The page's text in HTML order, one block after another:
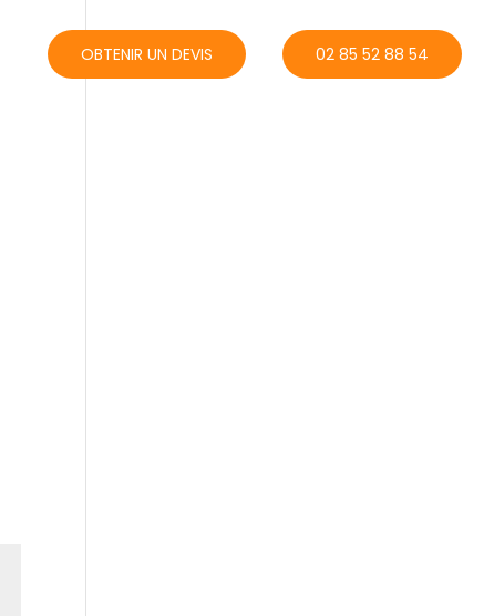
OBTENIR UN DEVIS 02 85 52 88 54